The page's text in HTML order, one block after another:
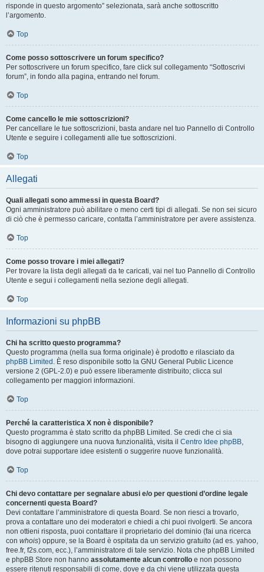
risponde in questo argomento” selezionata, sarà anche sottoscritto
l’argomento.
Top
Come posso sottoscrivere un forum specifico?
Per sottoscrivere un forum specifico, fare click sul collegamento “Sottoscrivi
forum”, in fondo alla pagina, entrando nel forum.
Top
Come cancello le mie sottoscrizioni?
Per cancellare le tue sottoscrizioni, basta andare nel tuo Pannello di Controllo
Utente e seguire i collegamenti alle tue sottoscrizioni.
Top
Allegati
Quali allegati sono ammessi in questa Board?
Ogni amministratore può abilitare o meno certi tipi di allegati. Se non sei sicuro
di ciò che è permesso caricare, contatta l’amministratore per avere assistenza.
Top
Come posso trovare i miei allegati?
Per trovare la lista degli allegati da te caricati, vai nel tuo Pannello di Controllo
Utente e segui i collegamenti nella sezione degli allegati.
Top
Informazioni su phpBB
Chi ha scritto questo programma?
Questo programma (nella sua forma originale) è prodotto e rilasciato da
phpBB Limited . È reso disponibile sotto la GNU General Public Licence
versione 2 (GPL-2.0) e può essere liberamente distribuito; clicca sul
collegamento per maggiori informazioni.
Top
Perché la caratteristica X non è disponibile?
Questo programma è stato scritto da phpBB Limited. Se credi che ci sia
bisogno di aggiungere una nuova funzionalità, visita il Centro Idee phpBB,
dove potrai supportare idee esistenti o suggerire nuove funzionalità.
Top
Chi devo contattare per segnalare abusi e/o per questioni d’ordine legale
concernenti questa Board?
Devi contattare l’amministratore di questa Board. Se non riesci a trovarlo,
prova a contattare uno dei moderatori e chiedi a chi puoi rivolgerti. Se ancora
non ottieni risposta, puoi contattare il proprietario del dominio (fai una ricerca
con whois) oppure, se la Board è ospitata da un servizio gratuito (ad es. yahoo,
free.fr, f2s.com, ecc.), l’amministratore di tale servizio. Nota che phpBB Limited
e phpBB Store non hanno assolutamente alcun controllo e non possono
essere ritenuti responsabili di come, dove e da chi viene utilizzata questa